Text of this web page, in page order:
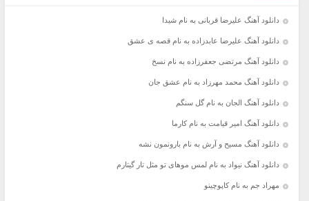
دانلود آهنگ علیرضا قربانی به نام شیدا
دانلود آهنگ علیرضا عابدزاده به نام قصه ی عشق
دانلود آهنگ مرتضی جعفرزاده به نام نسخ
دانلود آهنگ محمد مهرزاد به نام عشق جان
دانلود آهنگ الجان به نام گل سنگم
دانلود آهنگ امیر قیامت به نام کارما
دانلود آهنگ مسیح و آرش به نام بارونمون نشه
دانلود آهنگ نیواد به نام لمس موهای تو مثل تار گیتارم
مهراد جم به نام کاپوچینو